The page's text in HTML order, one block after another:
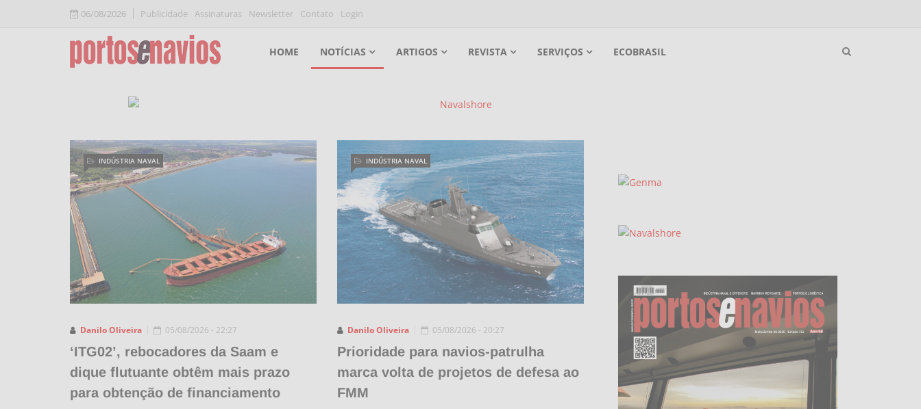
06/08/2026 Publicidade Assinaturas Newsletter Contato Login
HOME NOTÍCIAS ARTIGOS REVISTA SERVIÇOS ECOBRASIL
Danilo Oliveira
INDÚSTRIA NAVAL
05/08/2026 - 22:27
‘ITG02’, rebocadores da Saam e
dique flutuante obtêm mais prazo
para obtenção de financiamento
Danilo Oliveira
INDÚSTRIA NAVAL
05/08/2026 - 20:27
Prioridade para navios-patrulha
marca volta de projetos de defesa ao
FMM